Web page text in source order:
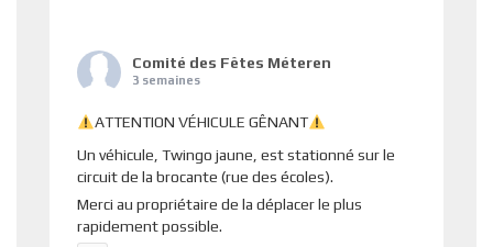
Comité des Fêtes Méteren
3 semaines
ATTENTION VÉHICULE GÊNANT
Un véhicule, Twingo jaune, est stationné sur le
circuit de la brocante (rue des écoles).
Merci au propriétaire de la déplacer le plus
rapidement possible.